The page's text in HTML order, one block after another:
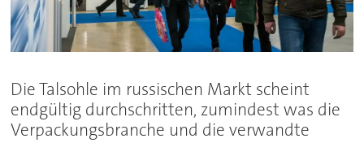
Die Talsohle im russischen Markt scheint
endgültig durchschritten, zumindest was die
Verpackungsbranche und die verwandte